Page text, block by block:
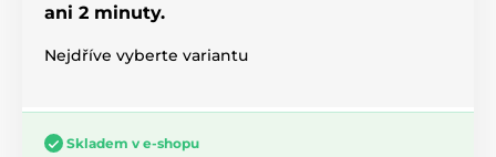
ani 2 minuty.
Nejdříve vyberte variantu
Skladem v e-shopu